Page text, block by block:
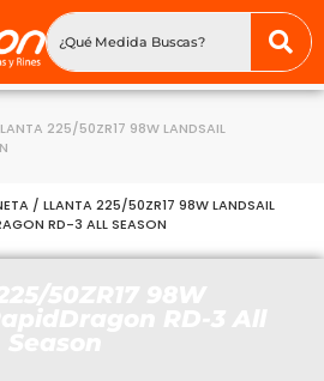
225/50ZR17 98W LANDSAIL
/ LLANTA 225/50ZR17 98W LANDSAIL
RD-3 ALL SEASON